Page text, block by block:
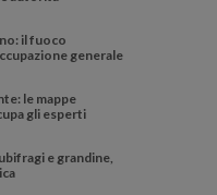
il fuoco
generale
le mappe
gli esperti
e grandine,